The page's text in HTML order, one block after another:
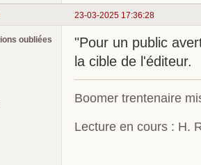
23-03-2025 17:36:28
oubliées
"Pour un public
la cible de l'éditeur.
Boomer trentenaire
Lecture en cours : H.